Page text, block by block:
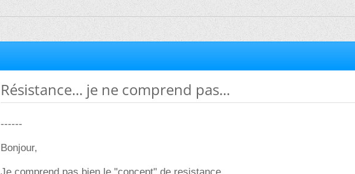
Résistance... je ne comprend pas...
------
Bonjour,